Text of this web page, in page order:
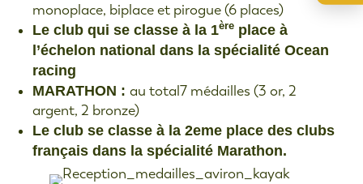
monoplace, biplace et pirogue (6 places)
Le club qui se classe à la 1ère place à
l’échelon national dans la spécialité Ocean
racing
MARATHON : au total7 médailles (3 or, 2
argent, 2 bronze)
Le club se classe à la 2eme place des clubs
français dans la spécialité Marathon.